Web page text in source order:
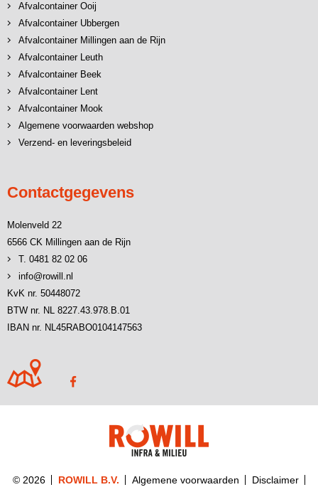
Afvalcontainer Ooij
Afvalcontainer Ubbergen
Afvalcontainer Millingen aan de Rijn
Afvalcontainer Leuth
Afvalcontainer Beek
Afvalcontainer Lent
Afvalcontainer Mook
Algemene voorwaarden webshop
Verzend- en leveringsbeleid
Contactgegevens
Molenveld 22
6566 CK Millingen aan de Rijn
T. 0481 82 02 06
info@rowill.nl
KvK nr. 50448072
BTW nr. NL 8227.43.978.B.01
IBAN nr. NL45RABO0104147563
© 2026 ROWILL B.V. Algemene voorwaarden Disclaimer